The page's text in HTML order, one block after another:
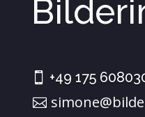
+49 175